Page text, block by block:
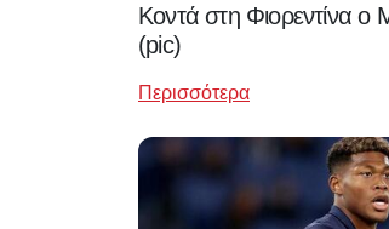
Κοντά στη Φιορεντίνα ο
(pic)
Περισσότερα